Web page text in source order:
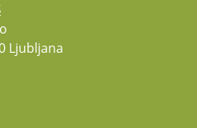
Ljubljana